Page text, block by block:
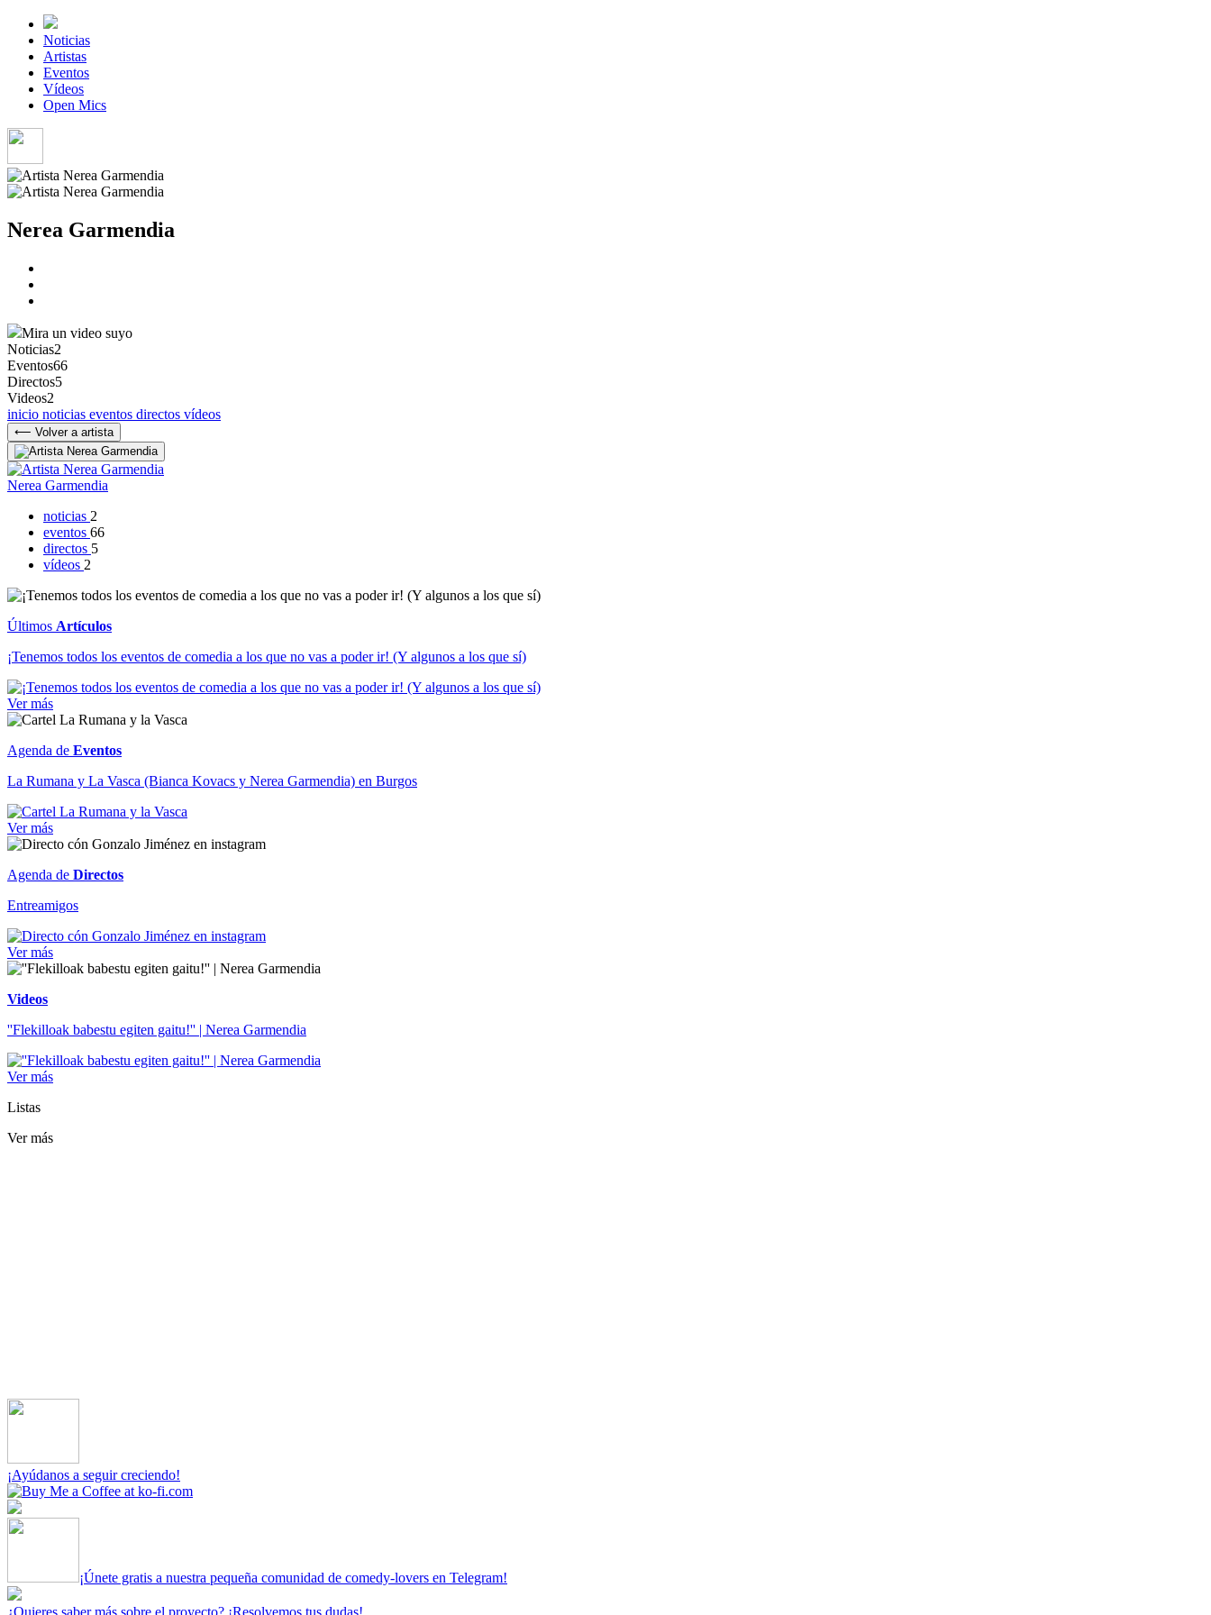
Noticias
Artistas
Eventos
Vídeos
Open Mics
Nerea Garmendia
Mira un video suyo
Noticias2
Eventos66
Directos5
Videos2
inicio noticias eventos directos vídeos
⟵ Volver a artista
Nerea Garmendia
noticias 2
eventos 66
directos 5
vídeos 2
Últimos Artículos
¡Tenemos todos los eventos de comedia a los que no vas a poder ir! (Y algunos a los que sí)
Ver más
Agenda de Eventos
La Rumana y La Vasca (Bianca Kovacs y Nerea Garmendia) en Burgos
Ver más
Agenda de Directos
Entreamigos
Ver más
Videos
''Flekilloak babestu egiten gaitu!'' | Nerea Garmendia
Ver más
Listas
Ver más
¡Ayúdanos a seguir creciendo!
¡Únete gratis a nuestra pequeña comunidad de comedy-lovers en Telegram!
¿Quieres saber más sobre el proyecto? ¡Resolvemos tus dudas!